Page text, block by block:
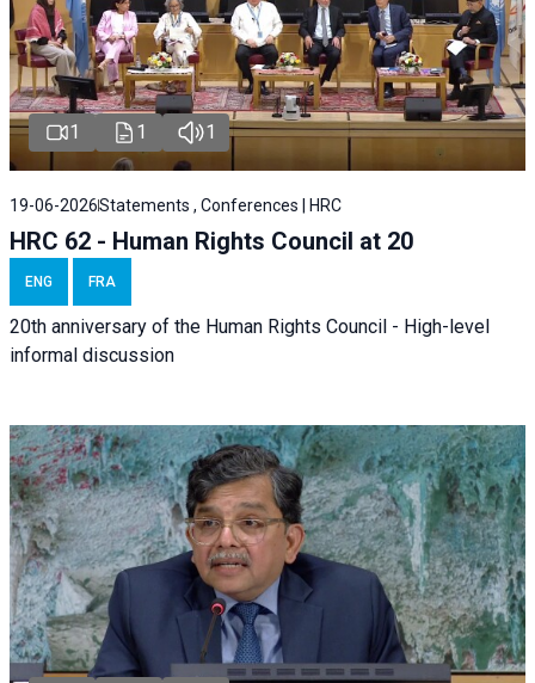
1 1 1
19-06-2026Statements , Conferences | HRC
HRC 62 - Human Rights Council at 20
ENG FRA
20th anniversary of the Human Rights Council - High-level
informal discussion